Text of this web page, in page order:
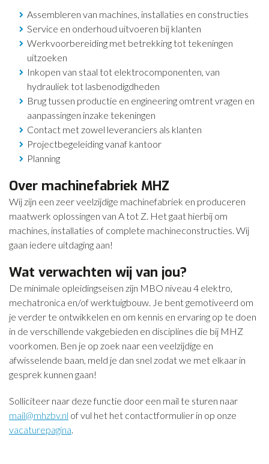
Assembleren van machines, installaties en constructies
Service en onderhoud uitvoeren bij klanten
Werkvoorbereiding met betrekking tot tekeningen
uitzoeken
Inkopen van staal tot elektrocomponenten, van
hydrauliek tot lasbenodigdheden
Brug tussen productie en engineering omtrent vragen en
aanpassingen inzake tekeningen
Contact met zowel leveranciers als klanten
Projectbegeleiding vanaf kantoor
Planning
Over machinefabriek MHZ
Wij zijn een zeer veelzijdige machinefabriek en produceren
maatwerk oplossingen van A tot Z. Het gaat hierbij om
machines, installaties of complete machineconstructies. Wij
gaan iedere uitdaging aan!
Wat verwachten wij van jou?
De minimale opleidingseisen zijn MBO niveau 4 elektro,
mechatronica en/of werktuigbouw. Je bent gemotiveerd om
je verder te ontwikkelen en om kennis en ervaring op te doen
in de verschillende vakgebieden en disciplines die bij MHZ
voorkomen. Ben je op zoek naar een veelzijdige en
afwisselende baan, meld je dan snel zodat we met elkaar in
gesprek kunnen gaan!
Solliciteer naar deze functie door een mail te sturen naar
mail@mhzbv.nl of vul het het contactformulier in op onze
vacaturepagina.